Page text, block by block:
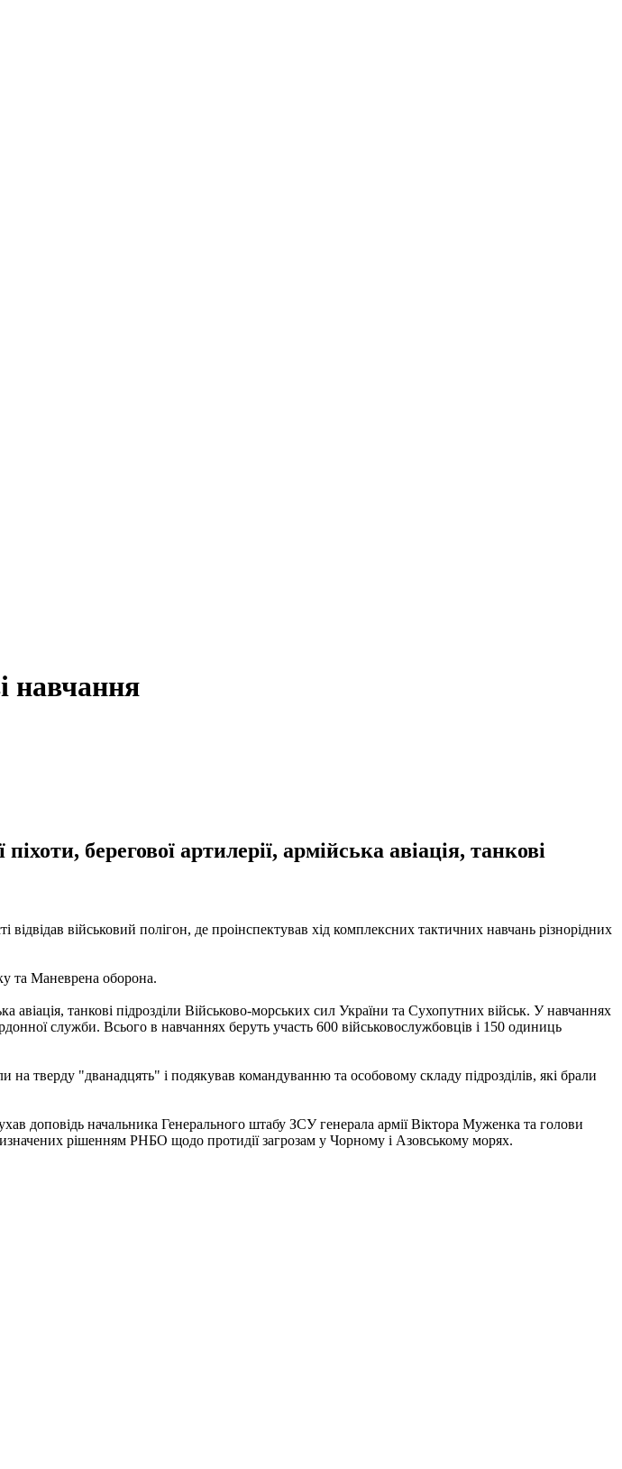
навчання
берегової артилерії, армійська авіація, танкові
військовий полігон, де проінспектував хід комплексних тактичних навчань різнорідних
та Маневрена оборона.
авіація, танкові підрозділи Військово-морських сил України та Сухопутних військ. У навчаннях
служби. Всього в навчаннях беруть участь 600 військовослужбовців і 150 одиниць
тверду "дванадцять" і подякував командуванню та особовому складу підрозділів, які брали
доповідь начальника Генерального штабу ЗСУ генерала армії Віктора Муженка та голови
рішенням РНБО щодо протидії загрозам у Чорному і Азовському морях.